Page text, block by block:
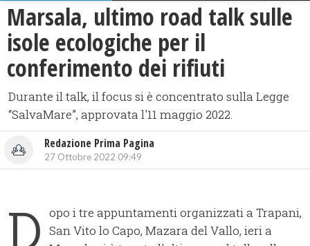
Marsala, ultimo road talk sulle
isole ecologiche per il
conferimento dei rifiuti
Durante il talk, il focus si è concentrato sulla Legge
“SalvaMare”, approvata l'11 maggio 2022.
Redazione Prima Pagina
27 Ottobre 2022 09:49
D opo i tre appuntamenti organizzati a Trapani,
San Vito lo Capo, Mazara del Vallo, ieri a